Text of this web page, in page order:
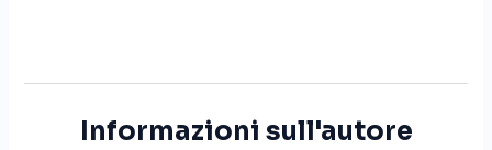
Informazioni sull'autore